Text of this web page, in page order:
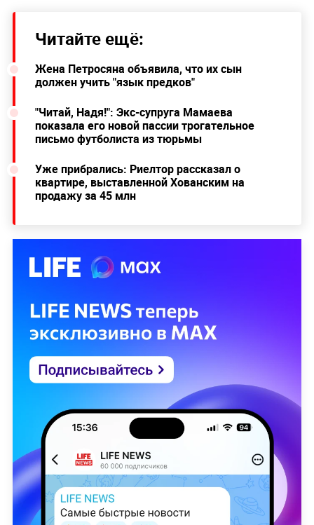
Читайте ещё:
Жена Петросяна объявила, что их сын
должен учить "язык предков"
"Читай, Надя!": Экс-супруга Мамаева
показала его новой пассии трогательное
письмо футболиста из тюрьмы
Уже прибрались: Риелтор рассказал о
квартире, выставленной Хованским на
продажу за 45 млн